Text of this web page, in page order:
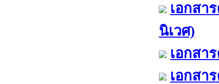
เอกสา
นิเวศ)
เอกสา
เอกสา